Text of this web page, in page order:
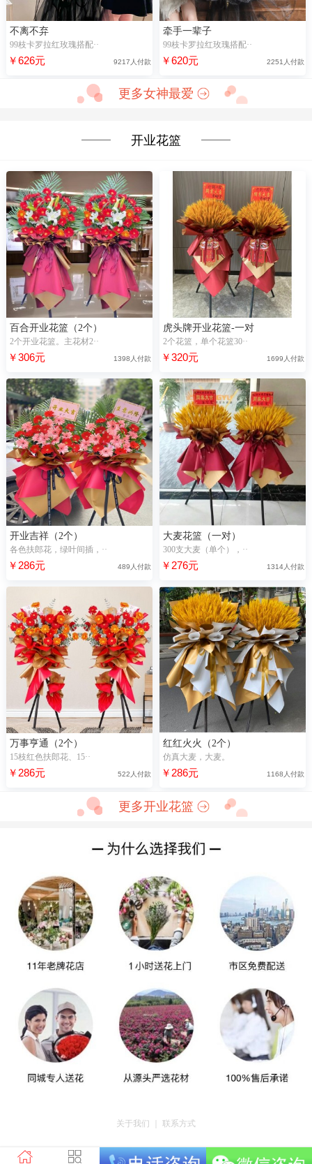
不离不弃
99枝卡罗拉红玫瑰搭配··
￥626元 9217人付款
牵手一辈子
99枝卡罗拉红玫瑰搭配··
￥620元 2251人付款
更多女神最爱
开业花篮
百合开业花篮（2个）
2个开业花篮。主花材2··
￥306元 1398人付款
虎头牌开业花篮-一对
2个花篮，单个花篮30··
￥320元 1699人付款
开业吉祥（2个）
各色扶郎花，绿叶间插，··
￥286元 489人付款
大麦花篮（一对）
300支大麦（单个），··
￥276元 1314人付款
万事亨通（2个）
15枝红色扶郎花、15··
￥286元 522人付款
红红火火（2个）
仿真大麦，大麦。
￥286元 1168人付款
更多开业花篮
关于我们 联系方式
版权所有：荣昌区昌州街道爱神鲜花店 地址：重庆市荣昌区昌州街道迎宾大道
南段3号35幢4-20 电话：tel023-46761716